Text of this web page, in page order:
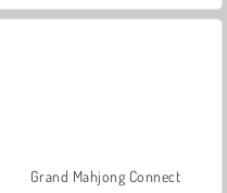
Grand Mahjong Connect